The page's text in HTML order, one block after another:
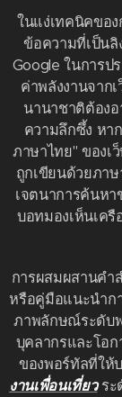
ในแง่เทคนิคขอ
ข้อความที่เป็น
Google ในการป
ค่าพลังงานจาก
นานาชาติต้อง
ความลึกซึ้ง หา
ภาษาไทย" ของเ
ถูกเขียนด้วยภา
เจตนาการค้นหา
บอทมองเห็นเค
การผสมผสานคำ
หรือคู่มือแนะนำก
ภาพลักษณ์ระดับพ
บุคลากรและโอ
ของพอร์ทัลที่ให้
งานเพื่อนเที่ยวระ